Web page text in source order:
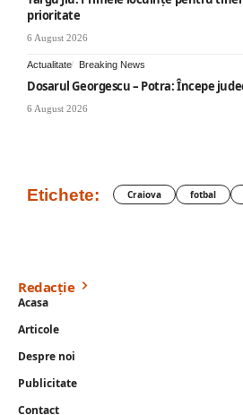
prioritate
6 August 2026
Actualitate Breaking News
Dosarul Georgescu – Potra: Începe
6 August 2026
Etichete: Craiova fotbal
Redacție
Acasa
Articole
Despre noi
Publicitate
Contact